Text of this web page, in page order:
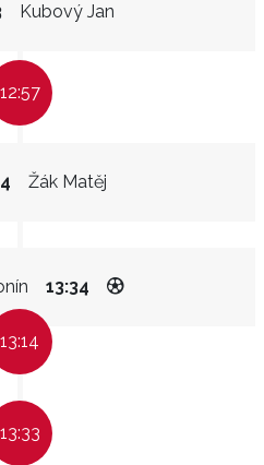
Kubový Jan
12:57
Žák Matěj
13:34
13:14
13:33